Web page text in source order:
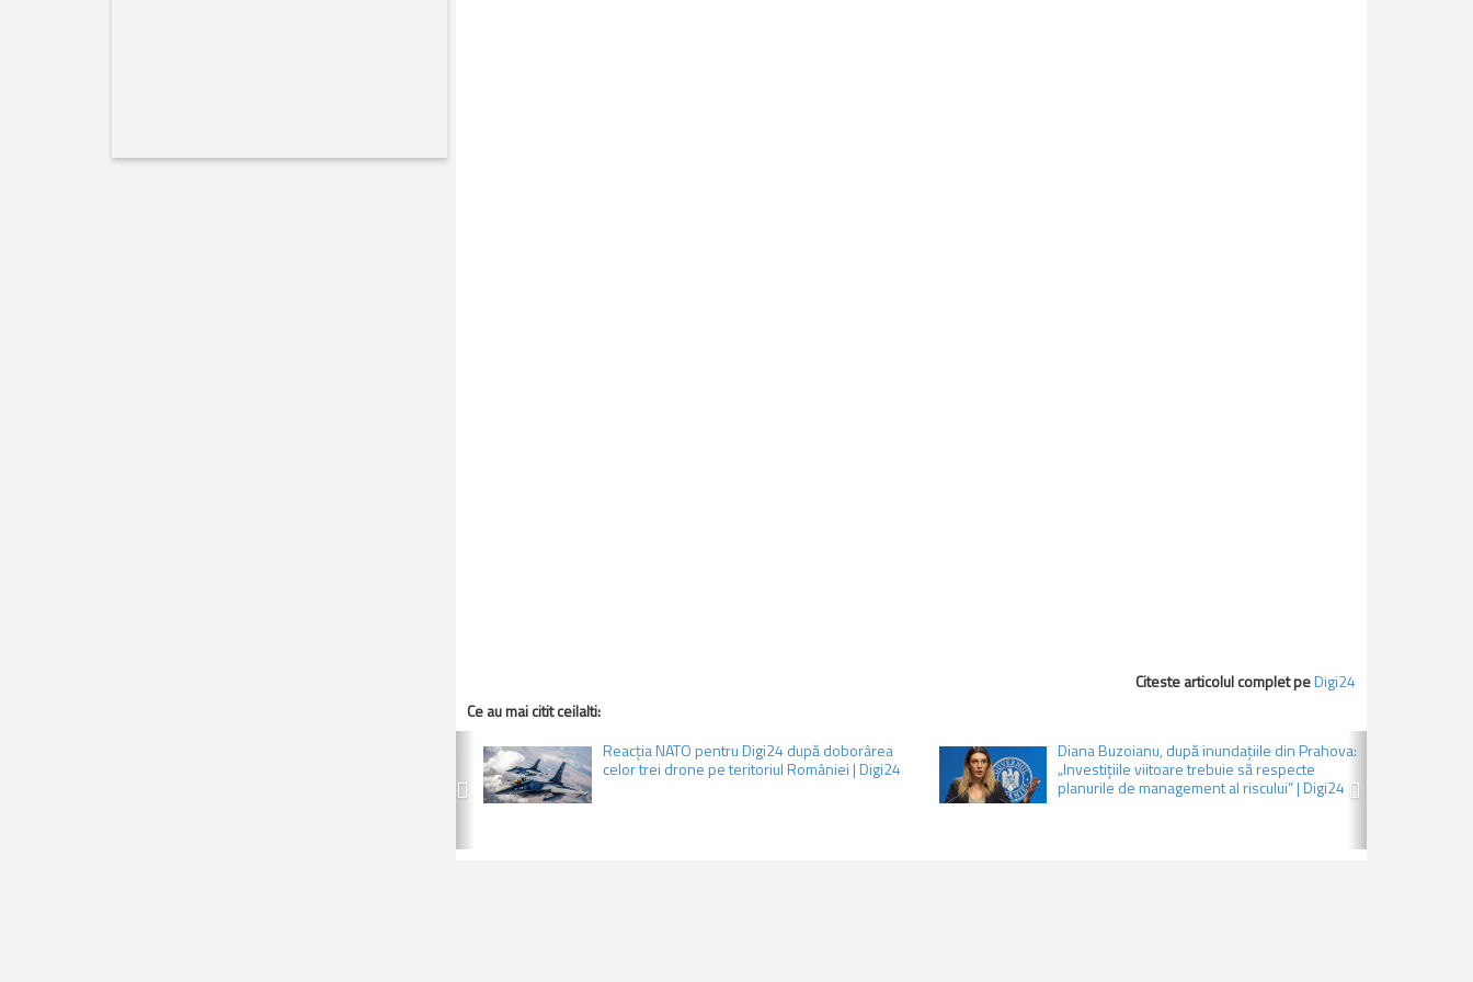
Citeste articolul complet peDigi24
Ce au mai citit ceilalti:
Reacția NATO pentru Digi24 după doborârea
celor trei drone pe teritoriul României | Digi24
Diana Buzoianu, după inundațiile din Prahova:
„Investițiile viitoare trebuie să respecte
planurile de management al riscului” | Digi24
Previous Next